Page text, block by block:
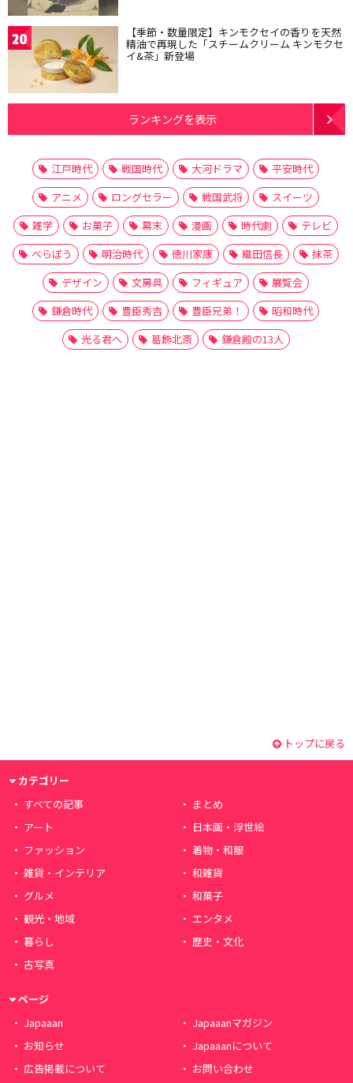
20 【季節・数量限定】キンモクセイの香りを天然
精油で再現した「スチームクリーム キンモクセ
イ&茶」新登場
ランキングを表示
江戸時代 戦国時代 大河ドラマ
平安時代
アニメ
ロングセラー 戦国武将
スイーツ
雑学
お菓子 幕末 漫画 時代劇
テレビ
べらぼう
明治時代 徳川家康 織田信長
抹茶
デザイン
文房具 フィギュア
展覧会
鎌倉時代
豊臣秀吉 豊臣兄弟！
昭和時代
光る君へ
葛飾北斎 鎌倉殿の13人
トップに戻る
カテゴリー
すべての記事
まとめ
アート
日本画・浮世絵
ファッション
着物・和服
雑貨・インテリア
和雑貨
グルメ
和菓子
観光・地域
エンタメ
暮らし
歴史・文化
古写真
ページ
Japaaan
Japaaanマガジン
お知らせ
Japaaanについて
広告掲載について
お問い合わせ